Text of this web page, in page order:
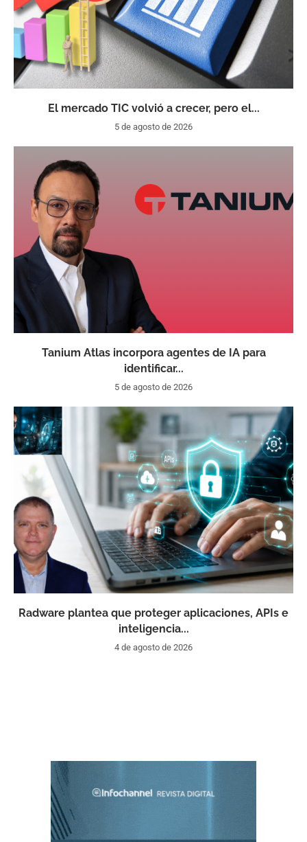
El mercado TIC volvió a crecer, pero el...
5 de agosto de 2026
Tanium Atlas incorpora agentes de IA para
identificar...
5 de agosto de 2026
Radware plantea que proteger aplicaciones, APIs e
inteligencia...
4 de agosto de 2026